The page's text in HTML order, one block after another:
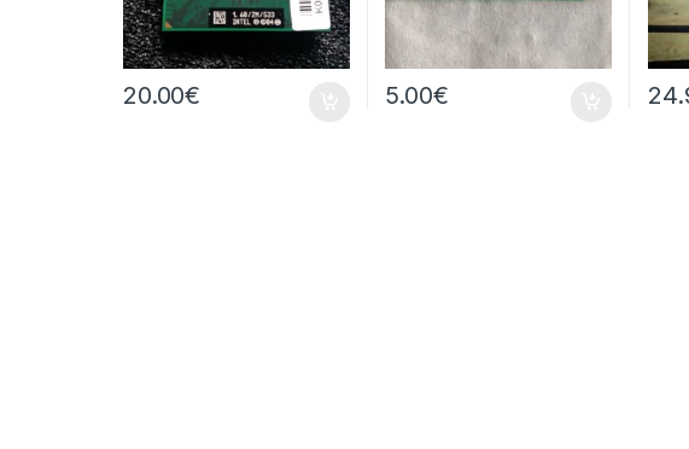
20.00€ 5.00€